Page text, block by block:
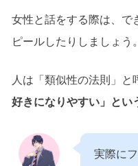
女性と話をする際は、で
ピールしたりしましょう。
人は「類似性の法則」と
好きになりやすい」とい
実際に